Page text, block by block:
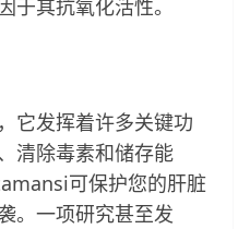
于其抗氧化活性。
它发挥着许多关键功
清除毒素和储存能
可保护您的肝脏
。一项研究甚至发